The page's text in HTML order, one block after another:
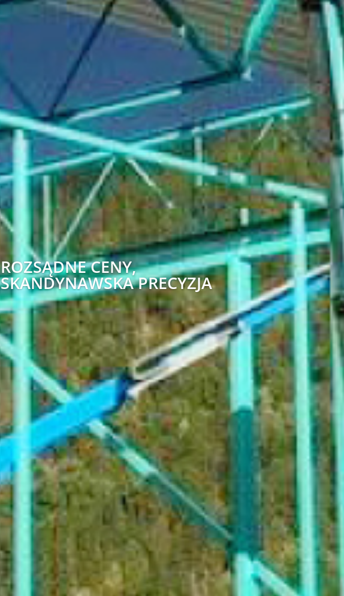
ROZSĄDNE CENY,
SKANDYNAWSKA PRECYZJA